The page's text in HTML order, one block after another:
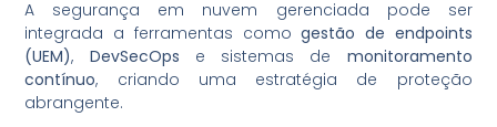
A segurança em nuvem gerenciada pode ser
integrada a ferramentas comogestão de endpoints
(UEM), DevSecOps e sistemas de monitoramento
contínuo, criando uma estratégia de proteção
abrangente.